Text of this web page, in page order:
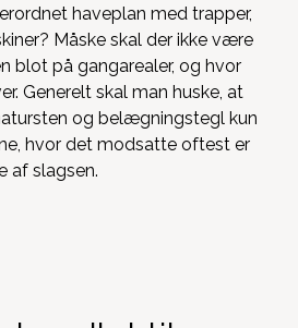
haveplan med trapper,
Måske skal der ikke være
blot på gangarealer, og hvor
Generelt skal man huske, at
og belægningstegl kun
hvor det modsatte oftest er
af slagsen.